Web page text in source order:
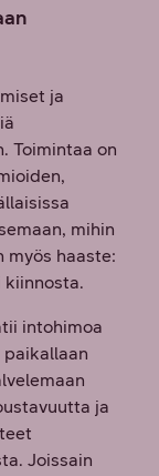
ja
Toimintaa on
mihin
myös haaste:
intohimoa
paikallaan
ja
Joissain